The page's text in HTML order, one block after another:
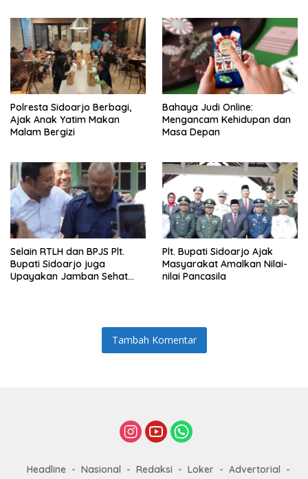
Polresta Sidoarjo Berbagi,
Ajak Anak Yatim Makan
Malam Bergizi
Bahaya Judi Online:
Mengancam Kehidupan dan
Masa Depan
Selain RTLH dan BPJS Plt.
Bupati Sidoarjo juga
Upayakan Jamban Sehat
Plt. Bupati Sidoarjo Ajak
Masyarakat Amalkan Nilai-
nilai Pancasila
Tambah Komentar
Headline Nasional Redaksi Loker
Advertorial